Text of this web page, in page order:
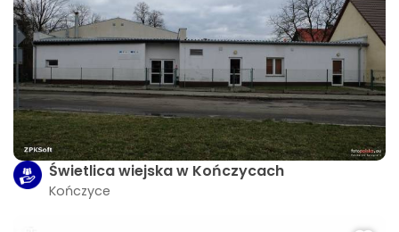
Świetlica wiejska w Kończycach
Kończyce